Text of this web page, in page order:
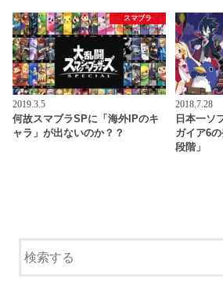
スマブラ
2019.3.5
何故スマブラSPに「海外IPのキ
ャラ」が出ないのか？？
2018.7.28
日本一ソ
ガイア6
段階」